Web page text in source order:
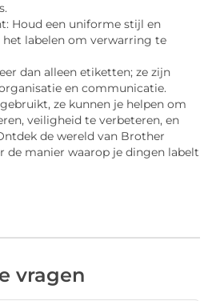
Houd een uniforme stijl en
het labelen om verwarring te
dan alleen etiketten; ze zijn
en communicatie.
ze kunnen je helpen om
veiligheid te verbeteren, en
de wereld van Brother
de manier waarop je dingen labelt
vragen